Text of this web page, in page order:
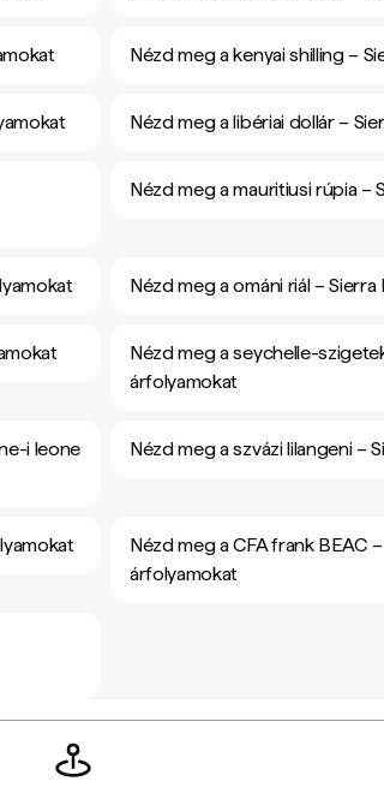
Nézd meg a kenyai shilling –
Nézd meg a libériai dollár –
Nézd meg a mauritiusi rúpia –
Nézd meg a ománi riál –
Nézd meg a seychelle-
árfolyamokat
i leone
Nézd meg a szvázi lilangeni –
Nézd meg a CFA frank BEAC
árfolyamokat